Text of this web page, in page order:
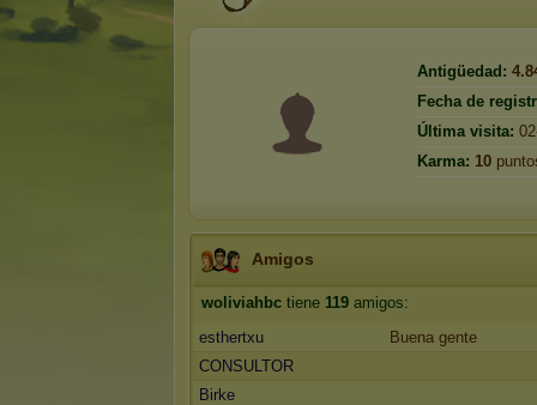
Antigüedad:
Fecha de
Última visita:
Karma: 10
Amigos
woliviahbc tiene 119 amigos:
esthertxu
Buena gente
CONSULTOR
Birke